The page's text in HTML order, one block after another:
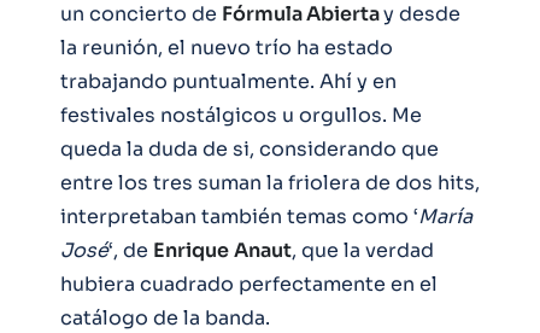
un concierto de Fórmula Abiertay desde
la reunión, el nuevo trío ha estado
trabajando puntualmente. Ahí y en
festivales nostálgicos u orgullos. Me
queda la duda de si, considerando que
entre los tres suman la friolera de dos hits,
interpretaban también temas como ‘María
José‘, de EnriqueAnaut, que la verdad
hubiera cuadrado perfectamente en el
catálogo de la banda.